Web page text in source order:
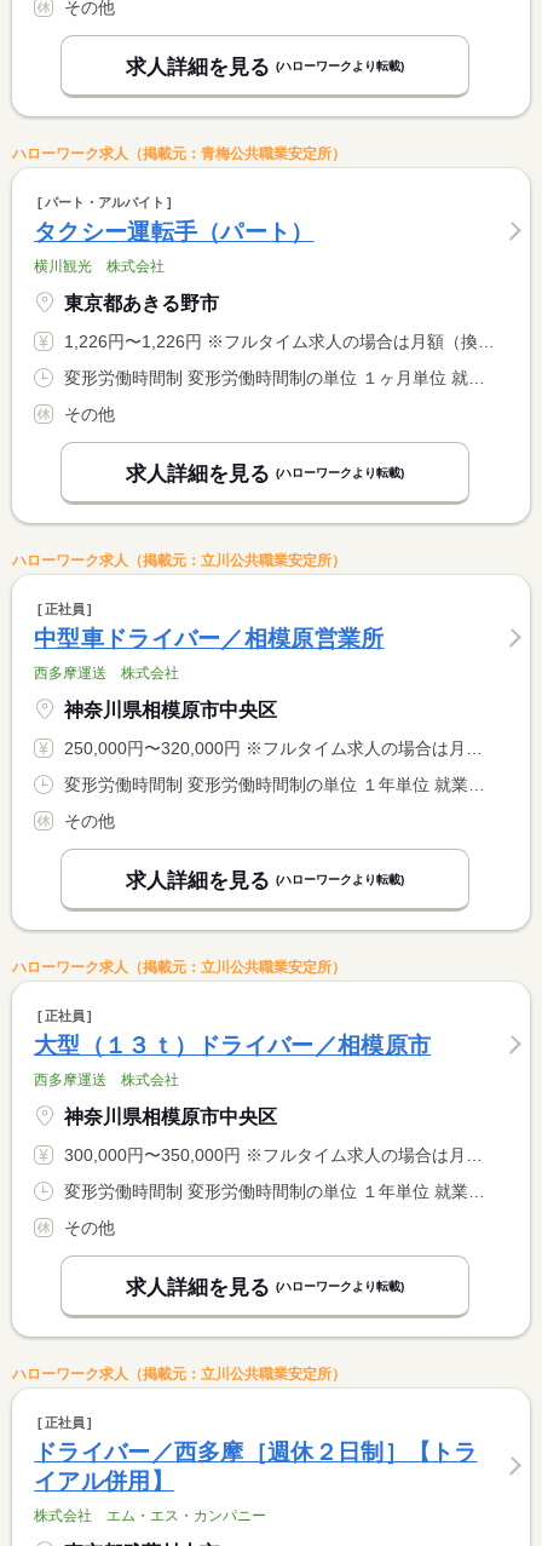
その他
求人詳細を見る (ハローワークより転載)
ハローワーク求人（掲載元：青梅公共職業安定所）
パート・アルバイト
タクシー運転手（パート）
横川観光 株式会社
東京都あきる野市
1,226円〜1,226円 ※フルタイム求人の場合は月額（換算額）、パート求人の場合は時間額を表示しています。
変形労働時間制 変形労働時間制の単位 １ヶ月単位 就業時間１ 8時30分〜1時45分 就業時間２ 7時00分〜0時15分 就業時間３ 5時30分〜22時45分 就業時間に関する特記事項 （４）６時〜１４時４５分（５）７時〜１５時４５分 <BR> （６）８時〜１６時４５分（４）（５）（６）休憩６０分 <BR> 交替制（時期によって時間外が発生する場合があります）
その他
求人詳細を見る (ハローワークより転載)
ハローワーク求人（掲載元：立川公共職業安定所）
正社員
中型車ドライバー／相模原営業所
西多摩運送 株式会社
神奈川県相模原市中央区
250,000円〜320,000円 ※フルタイム求人の場合は月額（換算額）、パート求人の場合は時間額を表示しています。
変形労働時間制 変形労働時間制の単位 １年単位 就業時間１ 9時00分〜18時00分 就業時間に関する特記事項 取引先の納品等により時間が変更される場合があります。
その他
求人詳細を見る (ハローワークより転載)
ハローワーク求人（掲載元：立川公共職業安定所）
正社員
大型（１３ｔ）ドライバー／相模原市
西多摩運送 株式会社
神奈川県相模原市中央区
300,000円〜350,000円 ※フルタイム求人の場合は月額（換算額）、パート求人の場合は時間額を表示しています。
変形労働時間制 変形労働時間制の単位 １年単位 就業時間１ 9時00分〜18時00分 就業時間に関する特記事項 取引先の納品等により時間が変更される場合があります。
その他
求人詳細を見る (ハローワークより転載)
ハローワーク求人（掲載元：立川公共職業安定所）
正社員
ドライバー／西多摩［週休２日制］【トラ
イアル併用】
株式会社 エム・エス・カンパニー